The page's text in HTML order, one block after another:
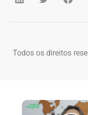
Todos os direitos